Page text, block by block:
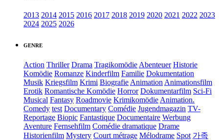
2013 2014 2015 2016 2017 2018 2019 2020 2021 2022 2023
2024 2025 2026
GENRE
Action Thriller Drama Tragikomödie Abenteuer Historie
Komödie Romanze Kinderfilm Familie Dokumentation
Musik Kriegsfilm Krimi Biografie Animation Animationsfilm
Erotik Romantische Komödie Horror Dokumentarfilm Sci-Fi
Musical Fantasy Roadmovie Krimikomödie Animation.
Comedy test Documentary Comédie Jugendmagazin TV-
Reportage Biopic Fantastique Documentaire Werbung
Aventure Fernsehfilm Comédie dramatique Drame
Historienfilm Mystery Court métrage Mélodrame Spot 가족